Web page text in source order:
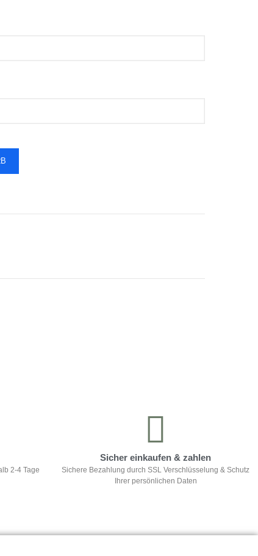
2-4 Tage
Sicher einkaufen & zahlen
Sichere Bezahlung durch SSL Verschlüsselung & Schutz
Ihrer persönlichen Daten